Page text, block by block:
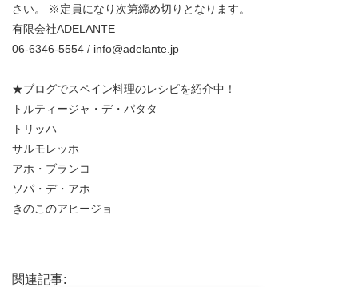
さい。 ※定員になり次第締め切りとなります。
有限会社ADELANTE
06-6346-5554 / info@adelante.jp
★ブログでスペイン料理のレシピを紹介中！
トルティージャ・デ・パタタ
トリッハ
サルモレッホ
アホ・ブランコ
ソパ・デ・アホ
きのこのアヒージョ
関連記事: